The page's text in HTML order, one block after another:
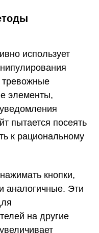
использует
тревожные
элементы,
пытается посеять
к рациональному
кнопки,
аналогичные. Эти
на другие